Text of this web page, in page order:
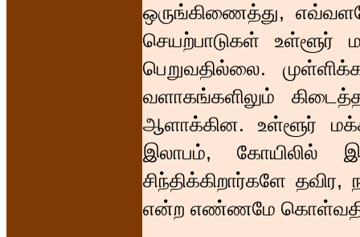
ஒருங்கிணைத்து,
செயற்பாடுகள்
பெறுவதில்லை.
வளாகங்களிலும்
ஆளாக்கின. உள்ளூர்
இலாபம், கோயிலில்
சிந்திக்கிறார்களே
என்ற எண்ணமே